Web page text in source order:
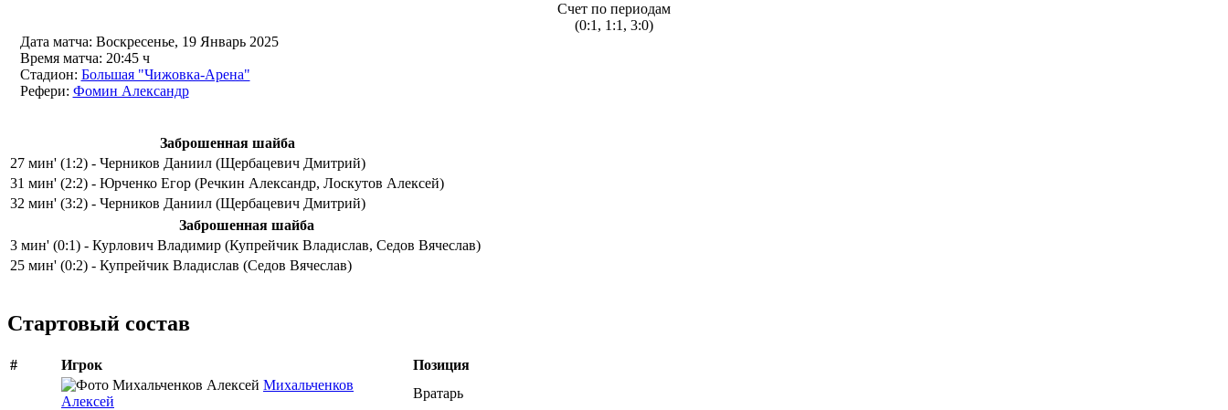
Счет по периодам
(0:1, 1:1, 3:0)
Дата матча: Воскресенье, 19 Январь 2025
Время матча: 20:45 ч
Стадион: Большая "Чижовка-Арена"
Рефери: Фомин Александр
Заброшенная шайба
27 мин' (1:2) - Черников Даниил (Щербацевич Дмитрий)
31 мин' (2:2) - Юрченко Егор (Речкин Александр, Лоскутов Алексей)
32 мин' (3:2) - Черников Даниил (Щербацевич Дмитрий)
Заброшенная шайба
3 мин' (0:1) - Курлович Владимир (Купрейчик Владислав, Седов Вячеслав)
25 мин' (0:2) - Купрейчик Владислав (Седов Вячеслав)
Стартовый состав
# Игрок
Позиция
Михальченков
Алексей
Вратарь